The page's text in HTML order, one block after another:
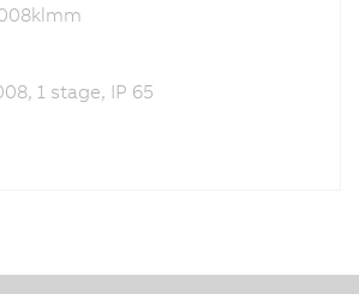
1 stage, IP 65